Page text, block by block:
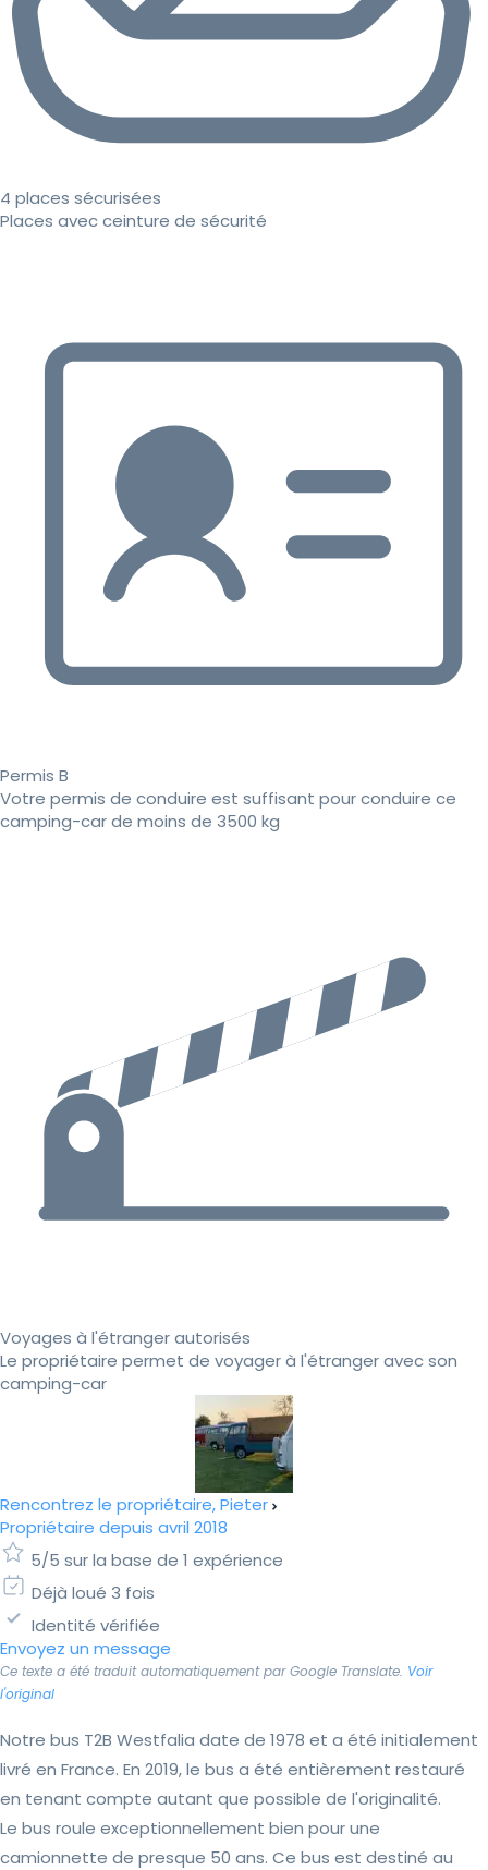
4 places sécurisées
Places avec ceinture de sécurité
Permis B
Votre permis de conduire est suffisant pour conduire ce
camping-car de moins de 3500 kg
Voyages à l'étranger autorisés
Le propriétaire permet de voyager à l'étranger avec son
camping-car
Rencontrez le propriétaire, Pieter
Propriétaire depuis avril 2018
5/5 sur la base de 1 expérience
Déjà loué 3 fois
Identité vérifiée
Envoyez un message
Ce texte a été traduit automatiquement par Google Translate. Voir
l'original
Notre bus T2B Westfalia date de 1978 et a été initialement
livré en France. En 2019, le bus a été entièrement restauré
en tenant compte autant que possible de l'originalité.
Le bus roule exceptionnellement bien pour une
camionnette de presque 50 ans. Ce bus est destiné au